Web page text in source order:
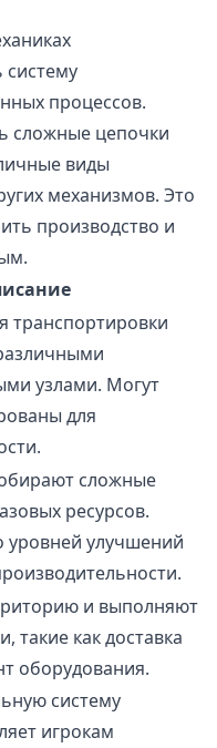
систему
процессов.
сложные цепочки
виды
механизмов. Это
производство и
транспортировки
узлами. Могут
для
сложные
ресурсов.
уровней улучшений
и выполняют
такие как доставка
оборудования.
систему
игрокам